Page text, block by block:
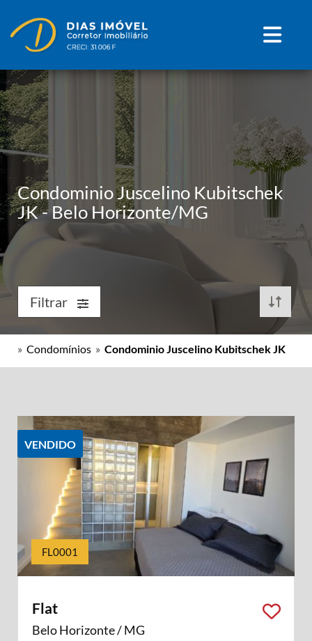
Condominio Juscelino Kubitschek
JK - Belo Horizonte/MG
Filtrar
» Condomínios » Condominio Juscelino Kubitschek JK
VENDIDO
FL0001
Flat
Belo Horizonte / MG